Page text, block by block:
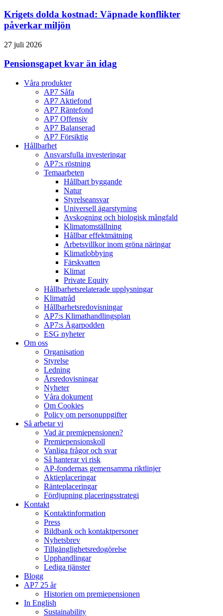
Krigets dolda kostnad: Väpnade konflikter
påverkar miljön
27 juli 2026
Pensionsgapet kvar än idag
Våra produkter
AP7 Såfa
AP7 Aktiefond
AP7 Räntefond
AP7 Offensiv
AP7 Balanserad
AP7 Försiktig
Hållbarhet
Ansvarsfulla investeringar
AP7:s röstning
Temaarbeten
Hållbart byggande
Natur
Styrelseansvar
Universell ägarstyrning
Avskogning och biologisk mångfald
Klimatomställning
Hållbar effektmätning
Arbetsvillkor inom gröna näringar
Klimatlobbying
Färskvatten
Klimat
Private Equity
Hållbarhetsrelaterade upplysningar
Klimatråd
Hållbarhetsredovisningar
AP7:s Klimathandlingsplan
AP7:s Ägarpodden
ESG nyheter
Om oss
Organisation
Styrelse
Ledning
Årsredovisningar
Nyheter
Våra dokument
Om Cookies
Policy om personuppgifter
Så arbetar vi
Vad är premiepensionen?
Premiepensionskoll
Vanliga frågor och svar
Så hanterar vi risk
AP-fondernas gemensamma riktlinjer
Aktieplaceringar
Ränteplaceringar
Fördjupning placeringsstrategi
Kontakt
Kontaktinformation
Press
Bildbank och kontaktpersoner
Nyhetsbrev
Tillgänglighetsredogörelse
Upphandlingar
Lediga tjänster
Blogg
AP7 25 år
Historien om premiepensionen
In English
Sustainability